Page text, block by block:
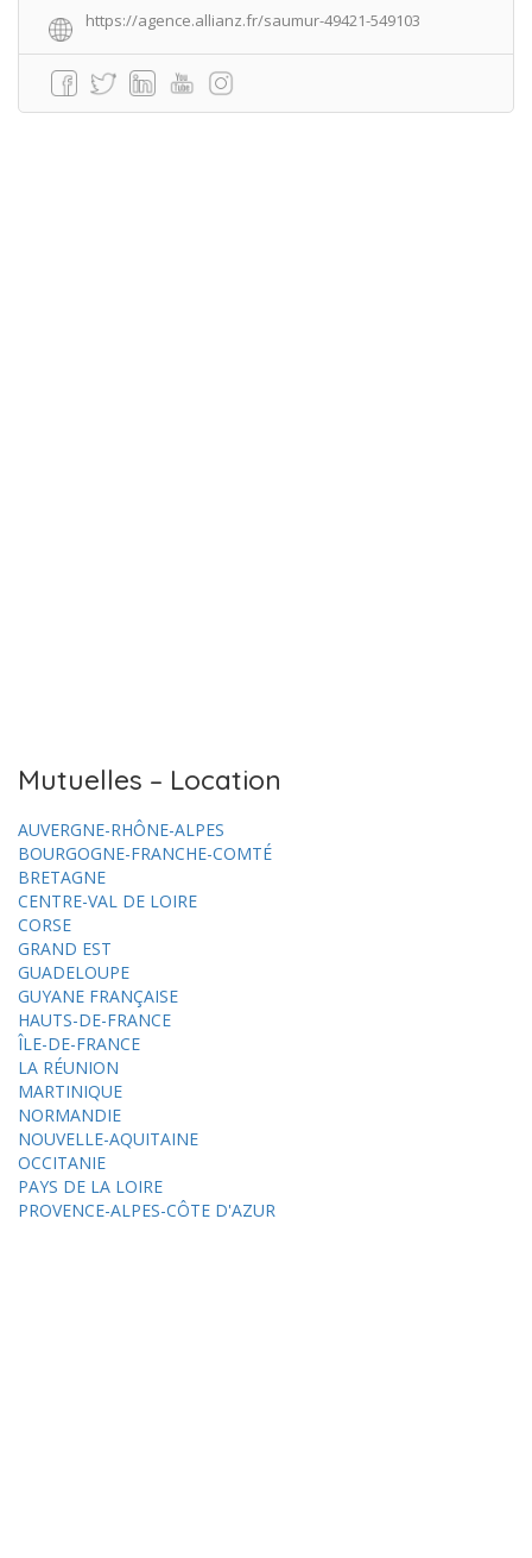
https://agence.allianz.fr/saumur-49421-549103
Mutuelles – Location
AUVERGNE-RHÔNE-ALPES
BOURGOGNE-FRANCHE-COMTÉ
BRETAGNE
CENTRE-VAL DE LOIRE
CORSE
GRAND EST
GUADELOUPE
GUYANE FRANÇAISE
HAUTS-DE-FRANCE
ÎLE-DE-FRANCE
LA RÉUNION
MARTINIQUE
NORMANDIE
NOUVELLE-AQUITAINE
OCCITANIE
PAYS DE LA LOIRE
PROVENCE-ALPES-CÔTE D'AZUR